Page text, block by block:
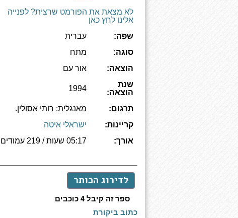
לא מצאת את הפורמט שרצית? לפנייה
אלינו לחץ כאן
שפה:
עברית
סוגה:
מתח
הוצאה:
אור עם
שנת
הוצאה:
1994
תרגום:
מאנגלית: רותי אסולין.
קריינות:
ישראלי איטה
אורך:
05:17 שעות / 219 עמודים
לדירוג הכותר
ספר זה קיבל 4 כוכבים
כתוב ביקורת